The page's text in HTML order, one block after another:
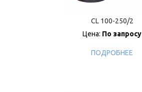
CL 100-250/2
Цена: По запросу
ПОДРОБНЕЕ